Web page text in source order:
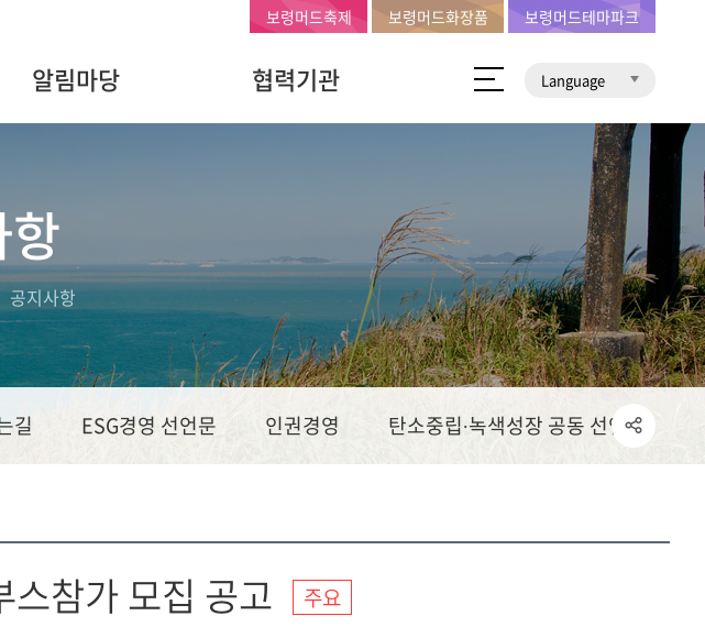
알림마당 협력기관 Language
보령머드축제 보령머드화장품 보령머드테마파크
공지사항
길 ESG경영 선언문 인권경영 탄소중립∙녹색성장 공동 선언문
참가 모집 공고 주요